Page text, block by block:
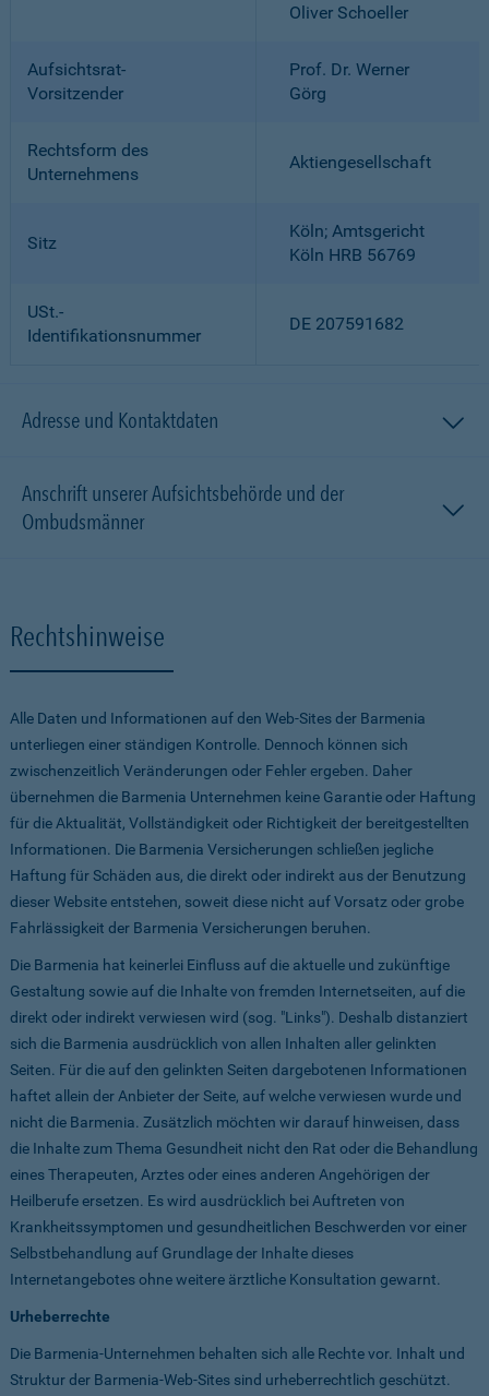
Oliver Schoeller
Aufsichtsrat-
Vorsitzender
Prof. Dr. Werner
Görg
Rechtsform des
Unternehmens
Aktiengesellschaft
Sitz
Köln; Amtsgericht
Köln HRB 56769
USt.-
Identifikationsnummer
DE 207591682
Adresse und Kontaktdaten
Anschrift unserer Aufsichtsbehörde und der
Ombudsmänner
Rechtshinweise
Alle Daten und Informationen auf den Web-Sites der Barmenia
unterliegen einer ständigen Kontrolle. Dennoch können sich
zwischenzeitlich Veränderungen oder Fehler ergeben. Daher
übernehmen die Barmenia Unternehmen keine Garantie oder Haftung
für die Aktualität, Vollständigkeit oder Richtigkeit der bereitgestellten
Informationen. Die Barmenia Versicherungen schließen jegliche
Haftung für Schäden aus, die direkt oder indirekt aus der Benutzung
dieser Website entstehen, soweit diese nicht auf Vorsatz oder grobe
Fahrlässigkeit der Barmenia Versicherungen beruhen.
Die Barmenia hat keinerlei Einfluss auf die aktuelle und zukünftige
Gestaltung sowie auf die Inhalte von fremden Internetseiten, auf die
direkt oder indirekt verwiesen wird (sog. "Links"). Deshalb distanziert
sich die Barmenia ausdrücklich von allen Inhalten aller gelinkten
Seiten. Für die auf den gelinkten Seiten dargebotenen Informationen
haftet allein der Anbieter der Seite, auf welche verwiesen wurde und
nicht die Barmenia. Zusätzlich möchten wir darauf hinweisen, dass
die Inhalte zum Thema Gesundheit nicht den Rat oder die Behandlung
eines Therapeuten, Arztes oder eines anderen Angehörigen der
Heilberufe ersetzen. Es wird ausdrücklich bei Auftreten von
Krankheitssymptomen und gesundheitlichen Beschwerden vor einer
Selbstbehandlung auf Grundlage der Inhalte dieses
Internetangebotes ohne weitere ärztliche Konsultation gewarnt.
Urheberrechte
Die Barmenia-Unternehmen behalten sich alle Rechte vor. Inhalt und
Struktur der Barmenia-Web-Sites sind urheberrechtlich geschützt.